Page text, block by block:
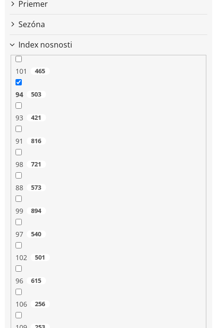
Priemer
Sezóna
Index nosnosti
101 465
94 503
93 421
91 816
98 721
88 573
99 894
97 540
102 501
96 615
106 256